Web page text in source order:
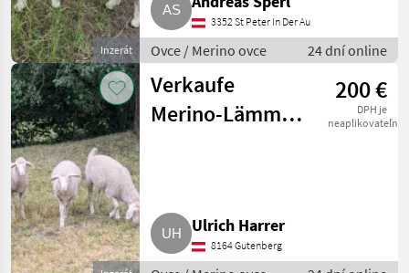
Inzerát
3352 St Peter In Der Au
Ovce / Merino ovce 24 dní online
Verkaufe
Merino-Lämmer
200 €
DPH je
neaplikovateľné
Ulrich Harrer
8164 Gutenberg